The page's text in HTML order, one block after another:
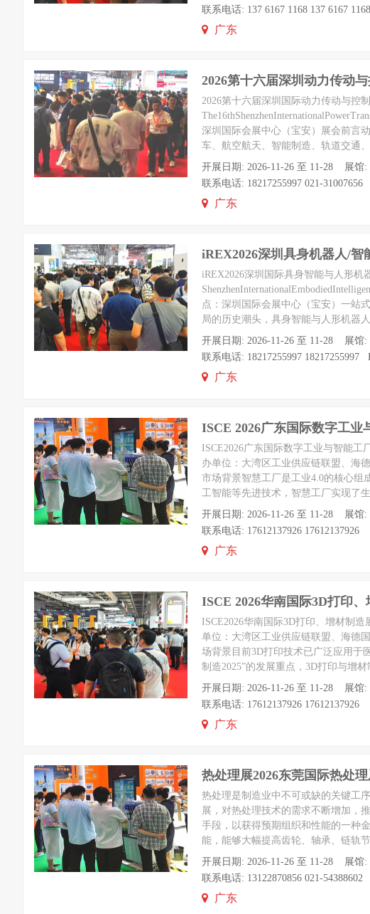
联系电话: 137 6167 1168 137 6167 1168
广东
2026第十六届深圳动力传动
2026第十六届深圳国际动力传动与控
深圳国际会展中心（宝安）展会前言
车、航空航天、智能制造、轨道交通
开展日期: 2026-11-26 至 11-28 展馆:
联系电话: 18217255997 021-
广东
iREX2026深圳具身机器人/
iREX2026深圳国际具身智能与人形机
点：深圳国际会展中心（宝安）一站
局的历史潮头，具身智能与人形机器
开展日期: 2026-11-26 至 11-28 展馆:
联系电话: 18217255997 18217255997
广东
ISCE 2026广东国际数字工业
ISCE2026广东国际数字工业与智能工
办单位：大湾区工业供应链联盟、海
市场背景智慧工厂是工业4.0的核心组
工智能等先进技术，智慧工厂实现了
开展日期: 2026-11-26 至 11-28 展馆
联系电话: 17612137926 17612137926
广东
ISCE 2026华南国际3D打印
ISCE2026华南国际3D打印、增材制
单位：大湾区工业供应链联盟、海德
场背景目前3D打印技术已广泛应用于
制造2025”的发展重点，3D打印与增
开展日期: 2026-11-26 至 11-28 展馆
联系电话: 17612137926 17612137926
广东
热处理展2026东莞国际热处
热处理是制造业中不可或缺的关键工
展，对热处理技术的需求不断增加，
手段，以获得预期组织和性能的一种
能，能够大幅提高齿轮、轴承、链轨
开展日期: 2026-11-26 至 11-28 展馆
联系电话: 13122870856 021-54388602
广东